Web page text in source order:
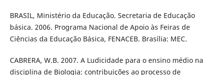
BRASIL, Ministério da Educação. Secretaria de Educação
básica. 2006. Programa Nacional de Apoio às Feiras de
Ciências da Educação Básica, FENACEB. Brasília: MEC.
CABRERA, W.B. 2007. A Ludicidade para o ensino médio na
disciplina de Biologia: contribuições ao processo de